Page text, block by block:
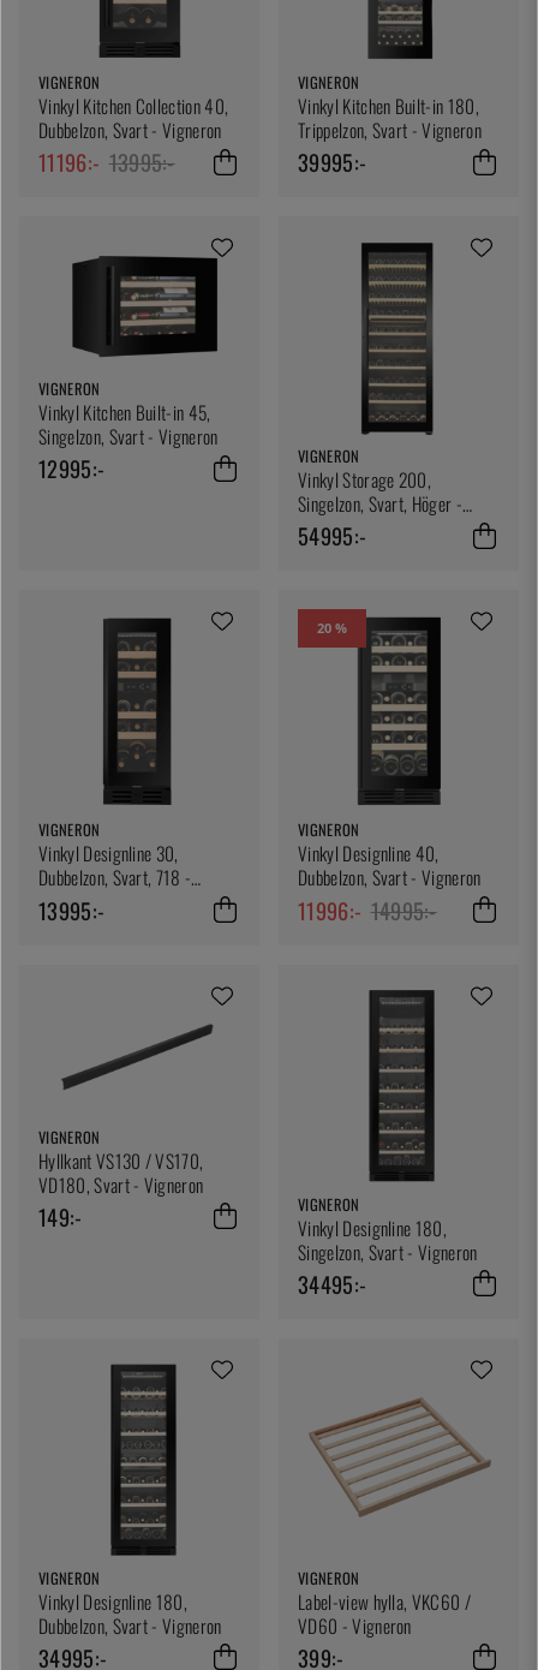
VIGNERON
Vinkyl Kitchen Collection 40,
Dubbelzon, Svart - Vigneron
11196:- 13995:-
VIGNERON
Vinkyl Kitchen Built-in 180,
Trippelzon, Svart - Vigneron
39995:-
VIGNERON
Vinkyl Kitchen Built-in 45,
Singelzon, Svart - Vigneron
12995:- VIGNERON
Vinkyl Storage 200,
Singelzon, Svart, Höger -
Vigneron
54995:-
VIGNERON
Vinkyl Designline 30,
Dubbelzon, Svart, 718 -
Vigneron
13995:-
20 %
VIGNERON
Vinkyl Designline 40,
Dubbelzon, Svart - Vigneron
11996:- 14995:-
VIGNERON
Hyllkant VS130 / VS170,
VD180, Svart - Vigneron
149:- VIGNERON
Vinkyl Designline 180,
Singelzon, Svart - Vigneron
34495:-
VIGNERON
Vinkyl Designline 180,
Dubbelzon, Svart - Vigneron
34995:-
VIGNERON
Label-view hylla, VKC60 /
VD60 - Vigneron
399:-